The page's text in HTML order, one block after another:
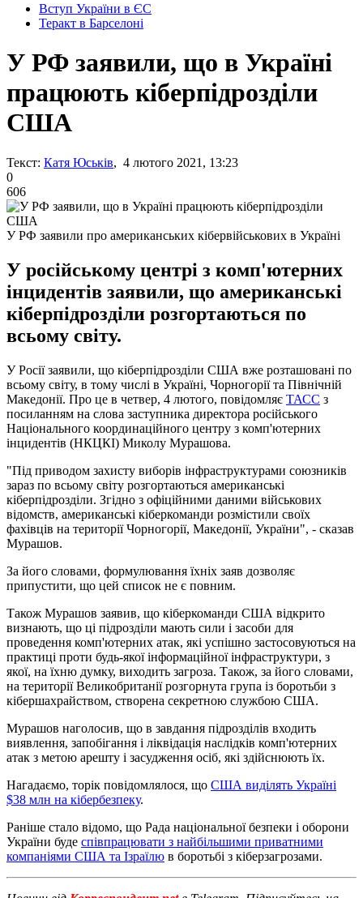
Вступ України в ЄС
Теракт в Барселоні
У РФ заявили, що в Україні
працюють кіберпідрозділи
США
Текст: Катя Юськів, 4 лютого 2021, 13:23
0
606
У РФ заявили про американських кібервійськових в Україні
У російському центрі з комп'ютерних
інцидентів заявили, що американські
кіберпідрозділи розгортаються по
всьому світу.
У Росії заявили, що кіберпідрозділи США вже розташовані по
всьому світу, в тому числі в Україні, Чорногорії та Північній
Македонії. Про це в четвер, 4 лютого, повідомляє ТАСС з
посиланням на слова заступника директора російського
Національного координаційного центру з комп'ютерних
інцидентів (НКЦКІ) Миколу Мурашова.
"Під приводом захисту виборів інфраструктурами союзників
зараз по всьому світу розгортаються американські
кіберпідрозділи. Згідно з офіційними даними військових
відомств, американські кіберкоманди розмістили своїх
фахівців на території Чорногорії, Македонії, України", - сказав
Мурашов.
За його словами, формулювання їхніх заяв дозволяє
припустити, що цей список не є повним.
Також Мурашов заявив, що кіберкоманди США відкрито
визнають, що ці підрозділи мають сили і засоби для
проведення комп'ютерних атак, які успішно застосовуються на
практиці проти будь-якої інформаційної інфраструктури, з
якої, на їхню думку, виходить загроза. Також, за його словами,
на території Великобританії розгорнута група із боротьби з
кібершахрайством, створена секретною службою США.
Мурашов наголосив, що в завдання підрозділів входить
виявлення, запобігання і ліквідація наслідків комп'ютерних
атак з метою арешту і засудження осіб, які здійснюють їх.
Нагадаємо, торік повідомлялося, що США виділять Україні
$38 млн на кібербезпеку.
Раніше стало відомо, що Рада національної безпеки і оборони
України буде співпрацювати з найбільшими приватними
компаніями США та Ізраїлю в боротьбі з кіберзагрозами.